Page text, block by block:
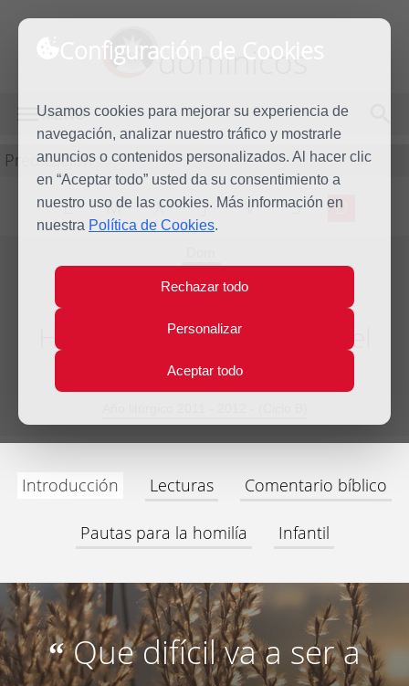
Configuración de Cookies
Usamos cookies para mejorar su experiencia de
navegación, analizar nuestro tráfico y mostrarle
anuncios o contenidos personalizados. Al hacer clic
en “Aceptar todo” usted da su consentimiento a
nuestro uso de las cookies. Más información en
nuestra Política de Cookies.
Rechazar todo
Personalizar
Aceptar todo
dominicos
MENÚ
Predicación
L M X J V S D
14
Oct
Homilía XXVIII Domingo del
tiempo ordinario
Introducción Lecturas Comentario bíblico
Pautas para la homilía Infantil
“Que difícil va a ser a